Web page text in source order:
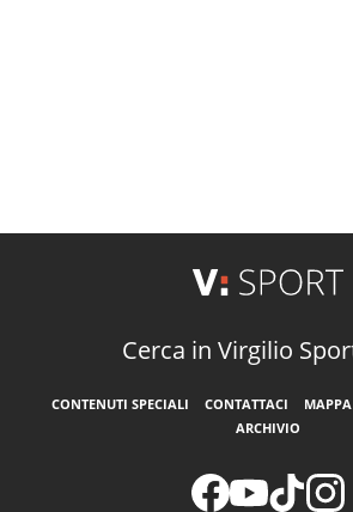
Cerca in Virgilio
CONTENUTI SPECIALI CONTATTACI
ARCHIVIO